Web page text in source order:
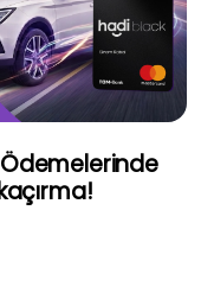
Ödemelerinde